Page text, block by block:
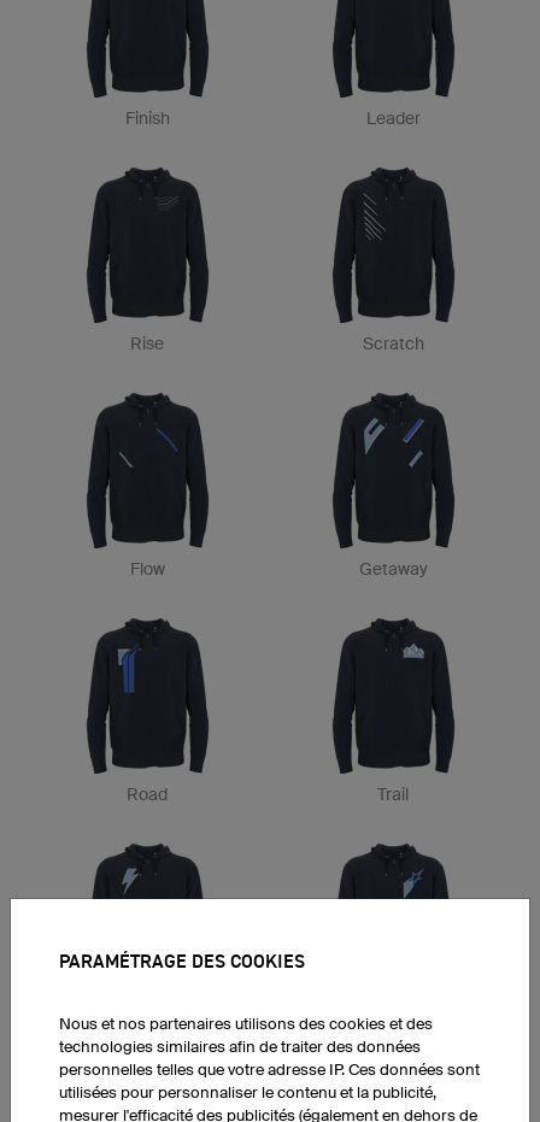
Finish Leader
Rise Scratch
Flow Getaway
Road Trail
Flash Stars
PARAMÉTRAGE DES COOKIES
Nous et nos partenaires utilisons des cookies et des
technologies similaires afin de traiter des données
personnelles telles que votre adresse IP. Ces données sont
utilisées pour personnaliser le contenu et la publicité,
mesurer l'efficacité des publicités (également en dehors de